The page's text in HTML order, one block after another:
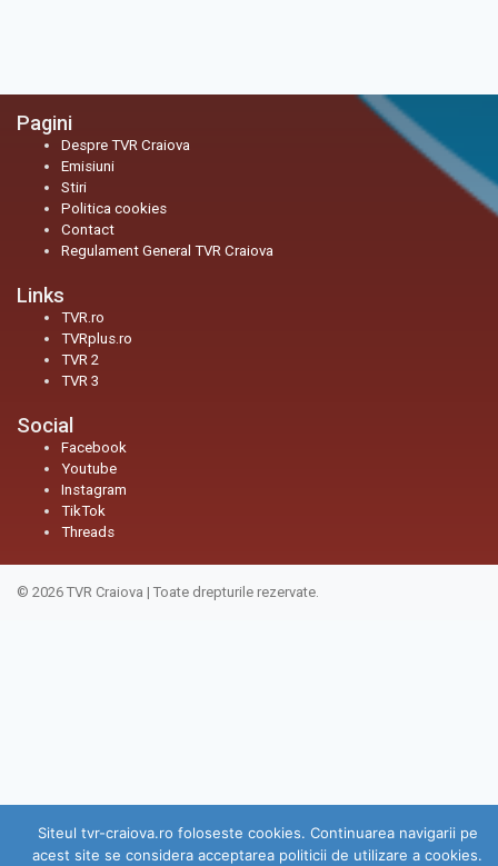
Pagini
Despre TVR Craiova
Emisiuni
Stiri
Politica cookies
Contact
Regulament General TVR Craiova
Links
TVR.ro
TVRplus.ro
TVR 2
TVR 3
Social
Facebook
Youtube
Instagram
TikTok
Threads
© 2026 TVR Craiova | Toate drepturile rezervate.
Siteul tvr-craiova.ro foloseste cookies. Continuarea navigarii pe
acest site se considera acceptarea politicii de utilizare a cookies.